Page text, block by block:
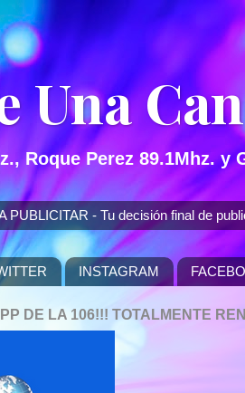
Una
Roque Perez 89.1Mhz. y
- Tu decisión final de
INSTAGRAM
DE LA 106!!! TOTALMENTE